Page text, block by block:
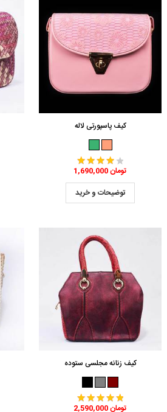
کیف پاسپورتی لاله
1,690,000 تومان
توضیحات و خرید
کیف زنانه مجلسی ستوده
2,590,000 تومان